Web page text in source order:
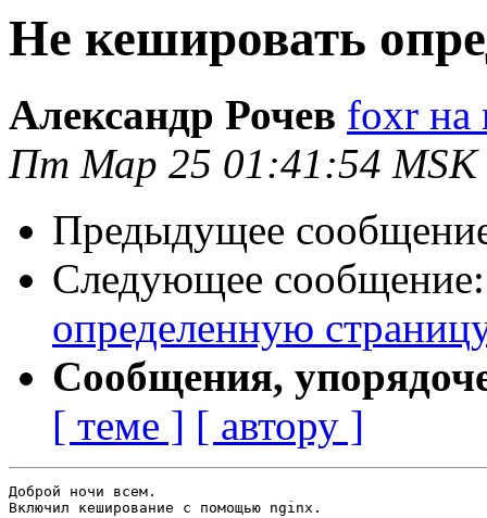
Не кешировать
Александр Рочев foxr на
Пт Мар 25 01:41:54 MSK
Предыдущее
Следующее
определенную
Сообщения,
[ теме ] [ автору ]
Доброй ночи всем.
Включил кеширование с помощью nginx.